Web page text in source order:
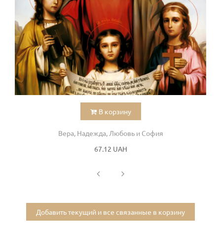
В корзину
Вера, Надежда, Любовь и София
67.12 UAH
Добавить текущий и все связанные в корзину